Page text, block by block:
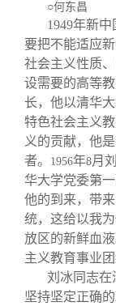
○何东昌
1949年新中
要把不能适应
社会主义性质
设需要的高等教
长，他以清华
特色社会主义
义的贡献，他
者。
1956年8月
华大学党委第
他的到来，带
统，这给以我
放区的新鲜血
主义教育事业
刘冰同志在
坚持坚定正确